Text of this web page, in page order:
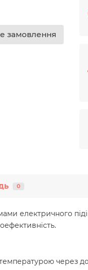
замовлення
0
електричного
через